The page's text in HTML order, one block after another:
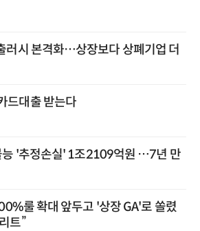
러시 본격화…상장보다 상폐기업 더
드대출 받는다
능 '추정손실' 1조2109억원 …7년 만
룰 확대 앞두고 '상장 GA'로 쏠렸
트”